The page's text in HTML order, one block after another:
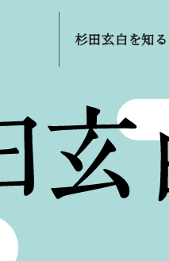
杉田玄白を知る